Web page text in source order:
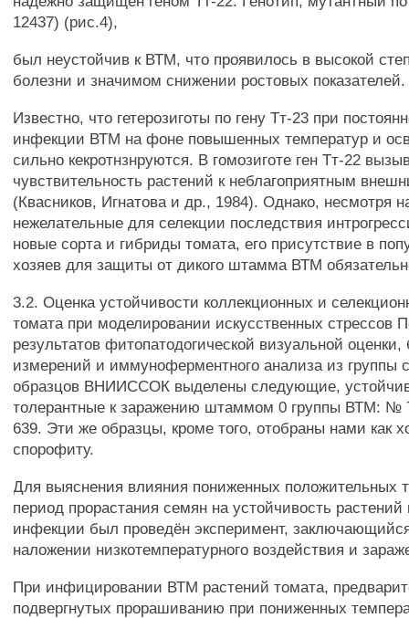
12437) (рис.4),
был неустойчив к ВТМ, что проявилось в высокой
болезни и значимом снижении ростовых показателей.
Известно, что гетерозиготы по гену Тт-23 при
инфекции ВТМ на фоне повышенных температур и
сильно кекротнзнруются. В гомозиготе ген Тт-22
чувствительность растений к неблагоприятным
(Квасников, Игнатова и др., 1984). Однако, несмотря
нежелательные для селекции последствия
новые сорта и гибриды томата, его присутствие в
хозяев для защиты от дикого штамма ВТМ
3.2. Оценка устойчивости коллекционных и
томата при моделировании искусственных стрессов
результатов фитопатодогической визуальной
измерений и иммуноферментного анализа из группы
образцов ВНИИССОК выделены следующие,
толерантные к заражению штаммом 0 группы ВТМ:
639. Эти же образцы, кроме того, отобраны нами как
спорофиту.
Для выяснения влияния пониженных положительных
период прорастания семян на устойчивость растений
инфекции был проведён эксперимент,
наложении низкотемпературного воздействия и
При инфицировании ВТМ растений томата,
подвергнутых прорашиванию при пониженных